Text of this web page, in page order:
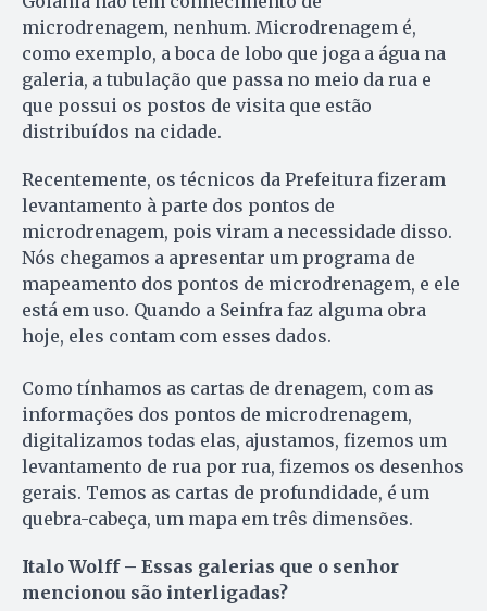
microdrenagem, nenhum. Microdrenagem é,
como exemplo, a boca de lobo que joga a água na
galeria, a tubulação que passa no meio da rua e
que possui os postos de visita que estão
distribuídos na cidade.
Recentemente, os técnicos da Prefeitura fizeram
levantamento à parte dos pontos de
microdrenagem, pois viram a necessidade disso.
Nós chegamos a apresentar um programa de
mapeamento dos pontos de microdrenagem, e ele
está em uso. Quando a Seinfra faz alguma obra
hoje, eles contam com esses dados.
Como tínhamos as cartas de drenagem, com as
informações dos pontos de microdrenagem,
digitalizamos todas elas, ajustamos, fizemos um
levantamento de rua por rua, fizemos os desenhos
gerais. Temos as cartas de profundidade, é um
quebra-cabeça, um mapa em três dimensões.
Italo Wolff – Essas galerias que o senhor
mencionou são interligadas?